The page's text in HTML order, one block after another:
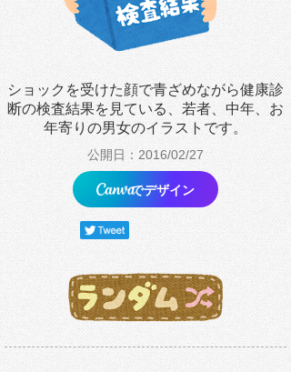
ショックを受けた顔で青ざめながら健康診
断の検査結果を見ている、若者、中年、お
年寄りの男女のイラストです。
公開日：2016/02/27
でデザイン